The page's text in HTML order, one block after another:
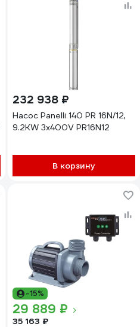
232 938 ₽
Насос Panelli 140 PR 16N/12,
9.2KW 3х400V PR16N12
В корзину
-15%
29 889 ₽
35 163 ₽